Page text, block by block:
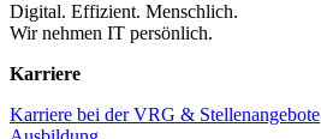
Digital. Effizient. Menschlich.
Wir nehmen IT persönlich.
Karriere
Karriere bei der VRG & Stellenangebote